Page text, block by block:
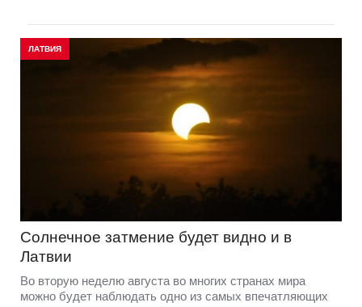
ЛАТВИЯ
Солнечное затмение будет видно и в
Латвии
Во вторую неделю августа во многих странах мира
можно будет наблюдать одно из самых впечатляющих